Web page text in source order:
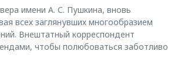
имени А. С. Пушкина, вновь
всех заглянувших многообразием
Внештатный корреспондент
чтобы полюбоваться заботливо